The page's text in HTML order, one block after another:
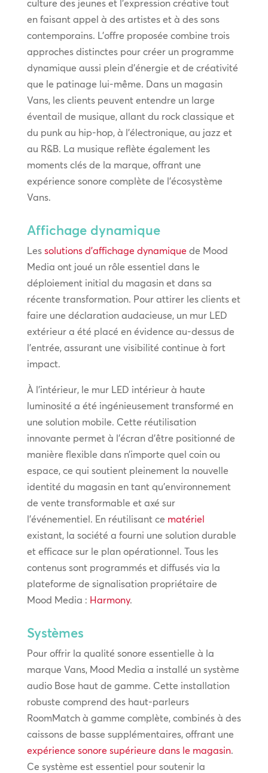
culture des jeunes et l’expression créative tout
en faisant appel à des artistes et à des sons
contemporains. L’offre proposée combine trois
approches distinctes pour créer un programme
dynamique aussi plein d’énergie et de créativité
que le patinage lui-même. Dans un magasin
Vans, les clients peuvent entendre un large
éventail de musique, allant du rock classique et
du punk au hip-hop, à l’électronique, au jazz et
au R&B. La musique reflète également les
moments clés de la marque, offrant une
expérience sonore complète de l’écosystème
Vans.
Affichage dynamique
Les solutions d’affichage dynamique de Mood
Media ont joué un rôle essentiel dans le
déploiement initial du magasin et dans sa
récente transformation. Pour attirer les clients et
faire une déclaration audacieuse, un mur LED
extérieur a été placé en évidence au-dessus de
l’entrée, assurant une visibilité continue à fort
impact.
À l’intérieur, le mur LED intérieur à haute
luminosité a été ingénieusement transformé en
une solution mobile. Cette réutilisation
innovante permet à l’écran d’être positionné de
manière flexible dans n’importe quel coin ou
espace, ce qui soutient pleinement la nouvelle
identité du magasin en tant qu’environnement
de vente transformable et axé sur
l’événementiel. En réutilisant ce matériel
existant, la société a fourni une solution durable
et efficace sur le plan opérationnel. Tous les
contenus sont programmés et diffusés via la
plateforme de signalisation propriétaire de
Mood Media : Harmony.
Systèmes
Pour offrir la qualité sonore essentielle à la
marque Vans, Mood Media a installé un système
audio Bose haut de gamme. Cette installation
robuste comprend des haut-parleurs
RoomMatch à gamme complète, combinés à des
caissons de basse supplémentaires, offrant une
expérience sonore supérieure dans le magasin.
Ce système est essentiel pour soutenir la